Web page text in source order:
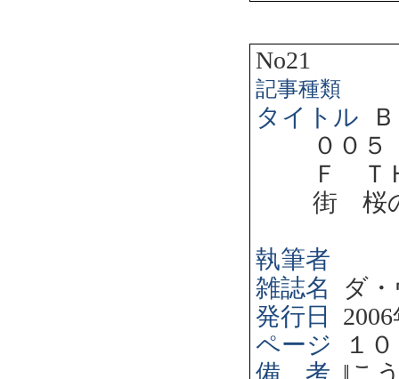
No21
記事種類
タイトル
００
Ｆ Ｔ
街 桜
執筆者
雑誌名
ダ
発行日
2006
ページ
１
備 考 ‖こ